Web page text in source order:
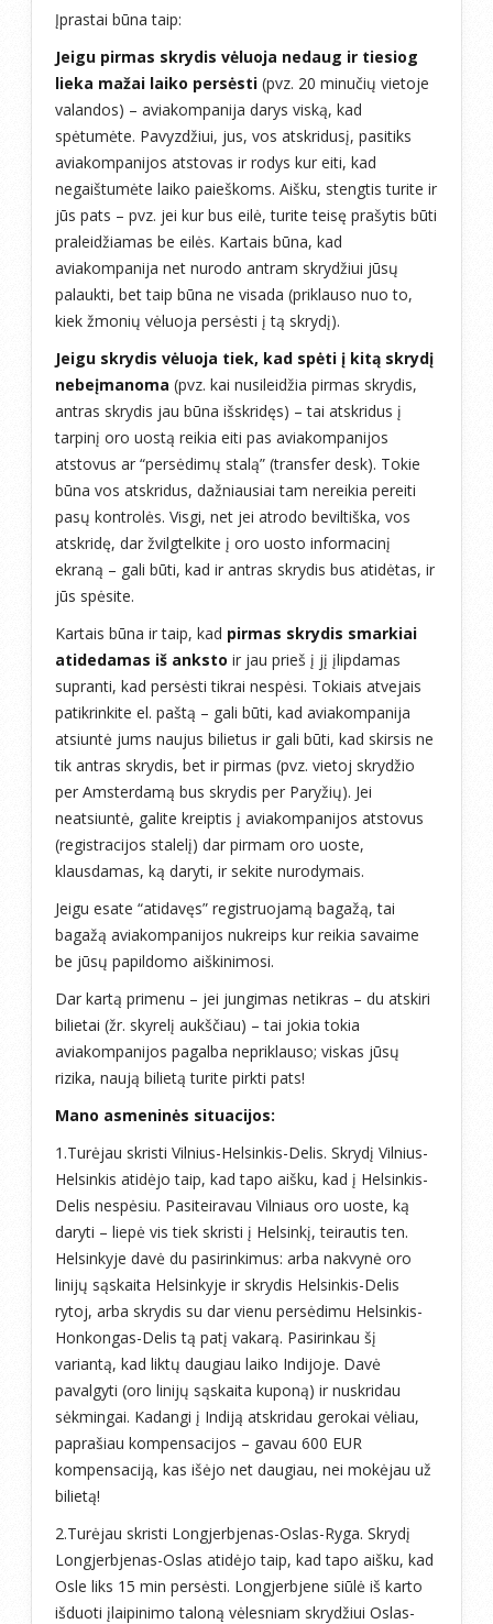
Įprastai būna taip:
Jeigu pirmas skrydis vėluoja nedaug ir tiesiog
lieka mažai laiko persėsti (pvz. 20 minučių vietoje
valandos) – aviakompanija darys viską, kad
spėtumėte. Pavyzdžiui, jus, vos atskridusį, pasitiks
aviakompanijos atstovas ir rodys kur eiti, kad
negaištumėte laiko paieškoms. Aišku, stengtis turite ir
jūs pats – pvz. jei kur bus eilė, turite teisę prašytis būti
praleidžiamas be eilės. Kartais būna, kad
aviakompanija net nurodo antram skrydžiui jūsų
palaukti, bet taip būna ne visada (priklauso nuo to,
kiek žmonių vėluoja persėsti į tą skrydį).
Jeigu skrydis vėluoja tiek, kad spėti į kitą skrydį
nebeįmanoma (pvz. kai nusileidžia pirmas skrydis,
antras skrydis jau būna išskridęs) – tai atskridus į
tarpinį oro uostą reikia eiti pas aviakompanijos
atstovus ar “persėdimų stalą” (transfer desk). Tokie
būna vos atskridus, dažniausiai tam nereikia pereiti
pasų kontrolės. Visgi, net jei atrodo beviltiška, vos
atskridę, dar žvilgtelkite į oro uosto informacinį
ekraną – gali būti, kad ir antras skrydis bus atidėtas, ir
jūs spėsite.
Kartais būna ir taip, kad pirmas skrydis smarkiai
atidedamas iš anksto ir jau prieš į jį įlipdamas
supranti, kad persėsti tikrai nespėsi. Tokiais atvejais
patikrinkite el. paštą – gali būti, kad aviakompanija
atsiuntė jums naujus bilietus ir gali būti, kad skirsis ne
tik antras skrydis, bet ir pirmas (pvz. vietoj skrydžio
per Amsterdamą bus skrydis per Paryžių). Jei
neatsiuntė, galite kreiptis į aviakompanijos atstovus
(registracijos stalelį) dar pirmam oro uoste,
klausdamas, ką daryti, ir sekite nurodymais.
Jeigu esate “atidavęs” registruojamą bagažą, tai
bagažą aviakompanijos nukreips kur reikia savaime
be jūsų papildomo aiškinimosi.
Dar kartą primenu – jei jungimas netikras – du atskiri
bilietai (žr. skyrelį aukščiau) – tai jokia tokia
aviakompanijos pagalba nepriklauso; viskas jūsų
rizika, naują bilietą turite pirkti pats!
Mano asmeninės situacijos:
1.Turėjau skristi Vilnius-Helsinkis-Delis. Skrydį Vilnius-
Helsinkis atidėjo taip, kad tapo aišku, kad į Helsinkis-
Delis nespėsiu. Pasiteiravau Vilniaus oro uoste, ką
daryti – liepė vis tiek skristi į Helsinkį, teirautis ten.
Helsinkyje davė du pasirinkimus: arba nakvynė oro
linijų sąskaita Helsinkyje ir skrydis Helsinkis-Delis
rytoj, arba skrydis su dar vienu persėdimu Helsinkis-
Honkongas-Delis tą patį vakarą. Pasirinkau šį
variantą, kad liktų daugiau laiko Indijoje. Davė
pavalgyti (oro linijų sąskaita kuponą) ir nuskridau
sėkmingai. Kadangi į Indiją atskridau gerokai vėliau,
paprašiau kompensacijos – gavau 600 EUR
kompensaciją, kas išėjo net daugiau, nei mokėjau už
bilietą!
2.Turėjau skristi Longjerbjenas-Oslas-Ryga. Skrydį
Longjerbjenas-Oslas atidėjo taip, kad tapo aišku, kad
Osle liks 15 min persėsti. Longjerbjene siūlė iš karto
išduoti įlaipinimo taloną vėlesniam skrydžiui Oslas-